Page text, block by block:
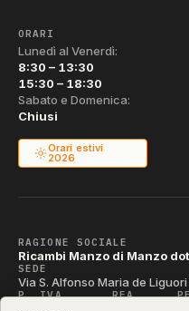
ORARI
Lunedì al Venerdì:
8:30 – 13:30
15:30 – 18:30
Sabato e Domenica:
Chiusi
Orari estivi
2026
RAGIONE SOCIALE
Ricambi Manzo di Manzo
SEDE
Via S. Alfonso Maria de
P. IVA REA